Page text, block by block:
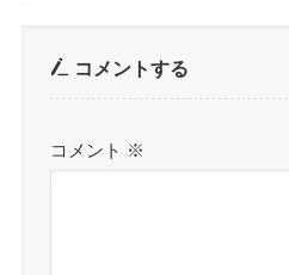
コメントする
コメント ※